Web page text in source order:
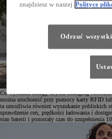
Co wyróżnia usługę Toyota Charging
można uruchomić przy pomocy karty RFID
ta umożliwia również wyszukanie pobliskich
sprawdzenie cen, prędkości ładowania i
stan baterii i pozostały czas do uzupełnienia
znajdziesz w naszej Polityce
Odrzuć